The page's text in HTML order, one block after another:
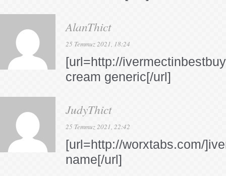
AlanThict
25 Temmuz 2021, 18:24
[url=http://
cream generic[/url]
JudyThict
25 Temmuz 2021, 22:42
[url=http://worxtabs.com/
name[/url]